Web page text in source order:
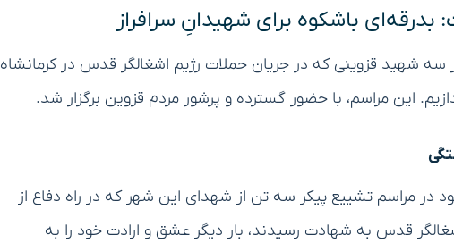
باشکوه برای شهیدانِ سرافراز
سه شهید قزوینی که در جریان حملات رژیم اشغالگر قدس در کرمانشاه
این مراسم، با حضور گسترده و پرشور مردم قزوین برگزار شد.
در مراسم تشییع پیکر سه تن از شهدای این شهر که در راه دفاع از
قدس به شهادت رسیدند، بار دیگر عشق و ارادت خود را به